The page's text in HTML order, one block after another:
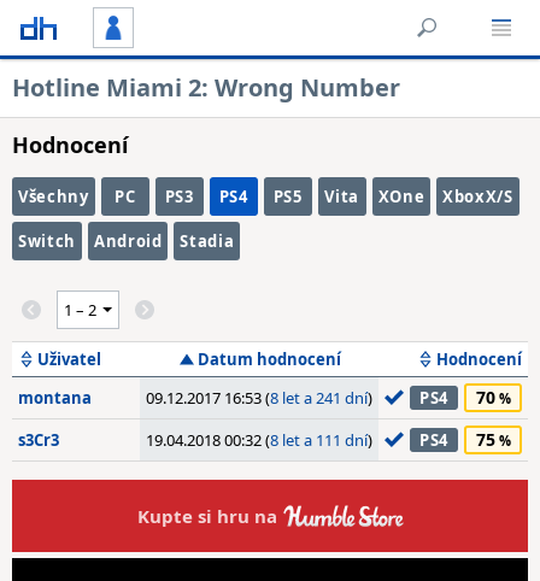
Hotline Miami 2: Wrong Number
Hodnocení
Všechny PC PS3 PS4 PS5 Vita XOne XboxX/S
Switch Android Stadia
Uživatel Datum hodnocení
Hodnocení
montana
09.12.2017 16:53 (8 let a 241 dní) PS4 70
s3Cr3 19.04.2018 00:32 (8 let a 111 dní) PS4 75
Kupte si hru na